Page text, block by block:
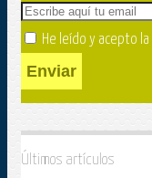
He leído y acepto la
Enviar
Últimos artículos